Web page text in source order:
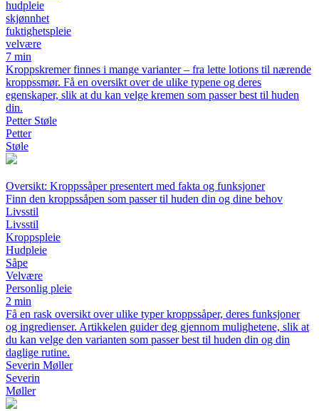
hudpleie
skjønnhet
fuktighetspleie
velvære
7 min
Kroppskremer finnes i mange varianter – fra lette lotions til nærende
kroppssmør. Få en oversikt over de ulike typene og deres
egenskaper, slik at du kan velge kremen som passer best til huden
din.
Petter Støle
Petter
Støle
Oversikt: Kroppssåper presentert med fakta og funksjoner
Finn den kroppssåpen som passer til huden din og dine behov
Livsstil
Livsstil
Kroppspleie
Hudpleie
Såpe
Velvære
Personlig pleie
2 min
Få en rask oversikt over ulike typer kroppssåper, deres funksjoner
og ingredienser. Artikkelen guider deg gjennom mulighetene, slik at
du kan velge den varianten som passer best til huden din og din
daglige rutine.
Severin Møller
Severin
Møller